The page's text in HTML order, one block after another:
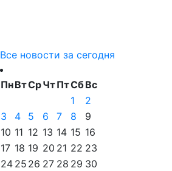
Все новости за сегодня
ПнВтСрЧтПтСбВс
1
2
3
4 5 6 7 8
9
10 11 12 13 14 15 16
17 18 19 20 21 22 23
24 25 26 27 28 29 30